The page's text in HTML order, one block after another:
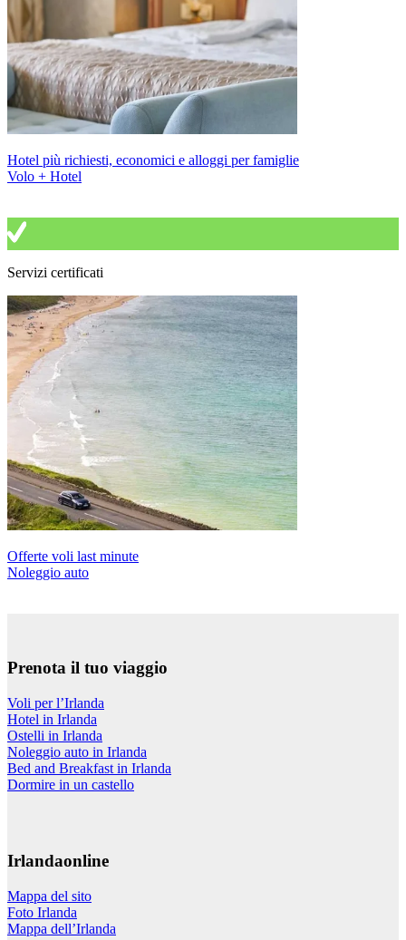
Hotel più richiesti, economici e alloggi per famiglie
Volo + Hotel
Servizi certificati
Offerte voli last minute
Noleggio auto
Prenota il tuo viaggio
Voli per l’Irlanda
Hotel in Irlanda
Ostelli in Irlanda
Noleggio auto in Irlanda
Bed and Breakfast in Irlanda
Dormire in un castello
Irlandaonline
Mappa del sito
Foto Irlanda
Mappa dell’Irlanda